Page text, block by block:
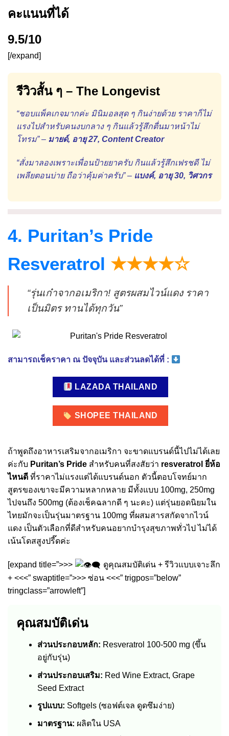
คะแนนที่ได้
9.5/10
[/expand]
รีวิวสั้น ๆ – The Longevist
“ชอบแพ็คเกจมากค่ะ มินิมอลสุด ๆ กินง่ายด้วย ราคาก็ไม่
แรงไปสำหรับคนงบกลาง ๆ กินแล้วรู้สึกตื่นมาหน้าไม่
โทรม” – มายด์, อายุ 27, Content Creator
“สั่งมาลองเพราะเพื่อนป้ายยาครับ กินแล้วรู้สึกเฟรชดี ไม่
เพลียตอนบ่าย ถือว่าคุ้มค่าครับ” – แบงค์, อายุ 30, วิศวกร
4. Puritan’s Pride
Resveratrol ★★★★☆
“รุ่นเก๋าจากอเมริกา! สูตรผสมไวน์แดง ราคา
เป็นมิตร ทานได้ทุกวัน”
สามารถเช็คราคา ณ ปัจจุบัน และส่วนลดได้ที่ :
LAZADA THAILAND
SHOPEE THAILAND
ถ้าพูดถึงอาหารเสริมจากอเมริกา จะขาดแบรนด์นี้ไปไม่ได้เลย
ค่ะกับ Puritan’s Pride สำหรับคนที่สงสัยว่า resveratrol ยี่ห้อ
ไหนดี ที่ราคาไม่แรงแต่ได้แบรนด์นอก ตัวนี้ตอบโจทย์มาก
สูตรของเขาจะมีความหลากหลาย มีทั้งแบบ 100mg, 250mg
ไปจนถึง 500mg (ต้องเช็คฉลากดี ๆ นะคะ) แต่รุ่นยอดนิยมใน
ไทยมักจะเป็นรุ่นมาตรฐาน 100mg ที่ผสมสารสกัดจากไวน์
แดง เป็นตัวเลือกที่ดีสำหรับคนอยากบำรุงสุขภาพทั่วไป ไม่ได้
เน้นโดสสูงปรี๊ดค่ะ
[expand title=”>>>
ดูคุณสมบัติเด่น + รีวิวแบบเจาะลึก
+ <<<” swaptitle=”>>> ซ่อน <<<” trigpos=”below”
tringclass=”arrowleft”]
คุณสมบัติเด่น
ส่วนประกอบหลัก: Resveratrol 100-500 mg (ขึ้น
อยู่กับรุ่น)
ส่วนประกอบเสริม: Red Wine Extract, Grape
Seed Extract
รูปแบบ: Softgels (ซอฟต์เจล ดูดซึมง่าย)
มาตรฐาน: ผลิตใน USA